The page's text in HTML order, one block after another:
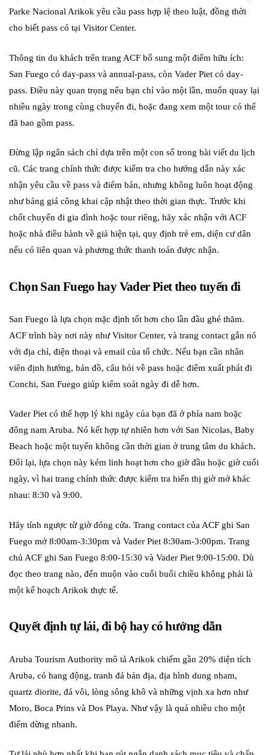
Parke Nacional Arikok yêu cầu pass hợp lệ theo luật, đồng thời
cho biết pass có tại Visitor Center.
Thông tin du khách trên trang ACF bổ sung một điểm hữu ích:
San Fuego có day-pass và annual-pass, còn Vader Piet có day-
pass. Điều này quan trọng nếu bạn chỉ vào một lần, muốn quay lại
nhiều ngày trong cùng chuyến đi, hoặc đang xem một tour có thể
đã bao gồm pass.
Đừng lập ngân sách chỉ dựa trên một con số trong bài viết du lịch
cũ. Các trang chính thức được kiểm tra cho hướng dẫn này xác
nhận yêu cầu về pass và điểm bán, nhưng không luôn hoạt động
như bảng giá công khai cập nhật theo thời gian thực. Trước khi
chốt chuyến đi gia đình hoặc tour riêng, hãy xác nhận với ACF
hoặc nhà điều hành về giá hiện tại, quy định trẻ em, diện cư dân
nếu có liên quan và phương thức thanh toán được nhận.
Chọn San Fuego hay Vader Piet theo tuyến đi
San Fuego là lựa chọn mặc định tốt hơn cho lần đầu ghé thăm.
ACF trình bày nơi này như Visitor Center, và trang contact gắn nó
với địa chỉ, điện thoại và email của tổ chức. Nếu bạn cần nhân
viên định hướng, bản đồ, câu hỏi về pass hoặc điểm xuất phát đi
Conchi, San Fuego giúp kiểm soát ngày đi dễ hơn.
Vader Piet có thể hợp lý khi ngày của bạn đã ở phía nam hoặc
đông nam Aruba. Nó kết hợp tự nhiên hơn với San Nicolas, Baby
Beach hoặc một tuyến không cần thời gian ở trung tâm du khách.
Đổi lại, lựa chọn này kém linh hoạt hơn cho giờ đầu hoặc giờ cuối
ngày, vì hai trang chính thức được kiểm tra hiển thị giờ mở khác
nhau: 8:30 và 9:00.
Hãy tính ngược từ giờ đóng cửa. Trang contact của ACF ghi San
Fuego mở 8:00am-3:30pm và Vader Piet 8:30am-3:00pm. Trang
chủ ACF ghi San Fuego 8:00-15:30 và Vader Piet 9:00-15:00. Dù
đọc theo trang nào, đến muộn vào cuối buổi chiều không phải là
một kế hoạch Arikok thực tế.
Quyết định tự lái, đi bộ hay có hướng dẫn
Aruba Tourism Authority mô tả Arikok chiếm gần 20% diện tích
Aruba, có hang động, tranh đá bản địa, địa hình dung nham,
quartz diorite, đá vôi, lòng sông khô và những vịnh xa hơn như
Moro, Boca Prins và Dos Playa. Như vậy là quá nhiều cho một
điểm dừng nhanh.